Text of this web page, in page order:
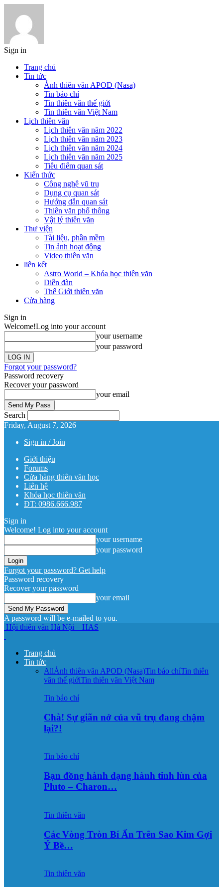
Sign in
Trang chủ
Tin tức
Ảnh thiên văn APOD (Nasa)
Tin báo chí
Tin thiên văn thế giới
Tin thiên văn Việt Nam
Lịch thiên văn
Lịch thiên văn năm 2022
Lịch thiên văn năm 2023
Lịch thiên văn năm 2024
Lịch thiên văn năm 2025
Tiêu điểm quan sát
Kiến thức
Công nghệ vũ trụ
Dụng cụ quan sát
Hướng dẫn quan sát
Thiên văn phổ thông
Vật lý thiên văn
Thư viện
Tài liệu, phần mềm
Tin ảnh hoạt động
Video thiên văn
liên kết
Astro World – Khóa học thiên văn
Diễn đàn
Thế Giới thiên văn
Cửa hàng
Sign in
Welcome!Log into your account
your username
your password
Forgot your password?
Password recovery
Recover your password
your email
Search
Friday, August 7, 2026
Sign in / Join
Giới thiệu
Forums
Cửa hàng thiên văn học
Liên hệ
Khóa học thiên văn
ĐT: 0986.666.987
Sign in
Welcome! Log into your account
your username
your password
Forgot your password? Get help
Password recovery
Recover your password
your email
A password will be e-mailed to you.
Hội thiên văn Hà Nội – HAS
Trang chủ
Tin tức
AllẢnh thiên văn APOD (Nasa)Tin báo chíTin thiên
văn thế giớiTin thiên văn Việt Nam
Tin báo chí
Chà! Sự giãn nở của vũ trụ đang chậm
lại?!
Tin báo chí
Bạn đồng hành dạng hành tinh lùn của
Pluto – Charon…
Tin thiên văn
Các Vòng Tròn Bí Ẩn Trên Sao Kim Gợi
Ý Bề…
Tin thiên văn